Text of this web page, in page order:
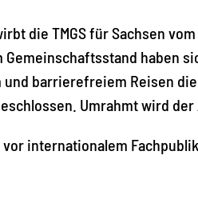
die TMGS für Sachsen
haben
barrierefreiem Reisen
Umrahmt wird
internationalem